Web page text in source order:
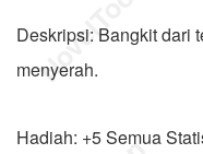
Deskripsi: Bangkit dari
menyerah.
Hadiah: +5 Semua